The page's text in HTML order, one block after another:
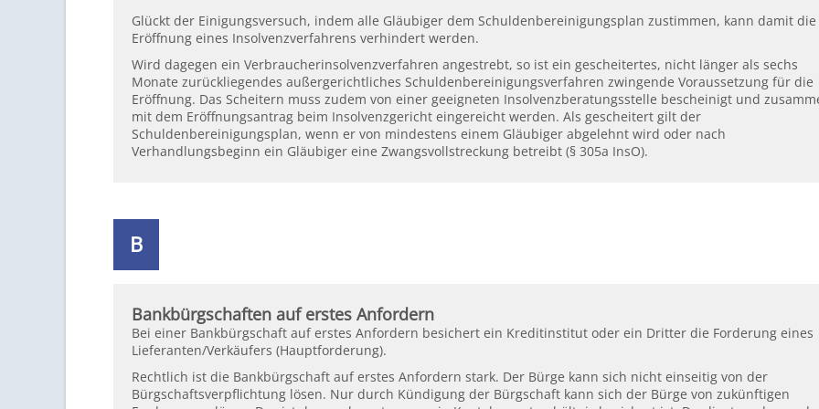
Glückt der Einigungsversuch, indem alle Gläubiger dem Schuldenbereinigungsplan zustimmen, kann damit die
Eröffnung eines Insolvenzverfahrens verhindert werden.
Wird dagegen ein Verbraucherinsolvenzverfahren angestrebt, so ist ein gescheitertes, nicht länger als sechs
Monate zurückliegendes außergerichtliches Schuldenbereinigungsverfahren zwingende Voraussetzung für die
Eröffnung. Das Scheitern muss zudem von einer geeigneten Insolvenzberatungsstelle bescheinigt und
mit dem Eröffnungsantrag beim Insolvenzgericht eingereicht werden. Als gescheitert gilt der
Schuldenbereinigungsplan, wenn er von mindestens einem Gläubiger abgelehnt wird oder nach
Verhandlungsbeginn ein Gläubiger eine Zwangsvollstreckung betreibt (§ 305a InsO).
B
Bankbürgschaften auf erstes Anfordern
Bei einer Bankbürgschaft auf erstes Anfordern besichert ein Kreditinstitut oder ein Dritter die Forderung eines
Lieferanten/Verkäufers (Hauptforderung).
Rechtlich ist die Bankbürgschaft auf erstes Anfordern stark. Der Bürge kann sich nicht einseitig von der
Bürgschaftsverpflichtung lösen. Nur durch Kündigung der Bürgschaft kann sich der Bürge von zukünftigen